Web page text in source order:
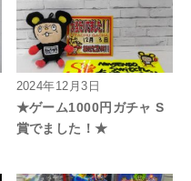
2024年12月3日
★ゲーム1000円ガチャ S
賞でました！★